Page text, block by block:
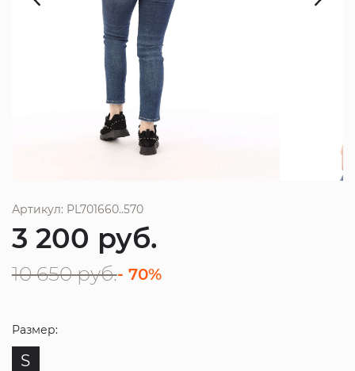
Артикул: PL701660..570
3 200 руб.
10 650 руб.- 70%
Размер:
S